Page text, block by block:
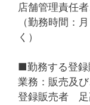
店舗管理責任
（勤務時間：
く）
■勤務する登録
業務：販売及
登録販売者 足